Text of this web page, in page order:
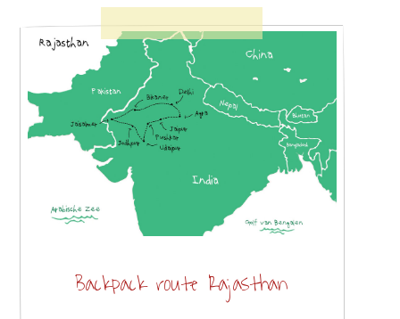
Backpack route Rajasthan